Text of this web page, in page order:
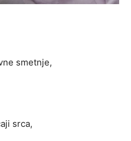
smetnje,
srca,